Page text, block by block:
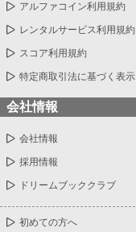
アルファコイン利用規約
レンタルサービス利用規約
スコア利用規約
特定商取引法に基づく表示
会社情報
会社情報
採用情報
ドリームブッククラブ
初めての方へ